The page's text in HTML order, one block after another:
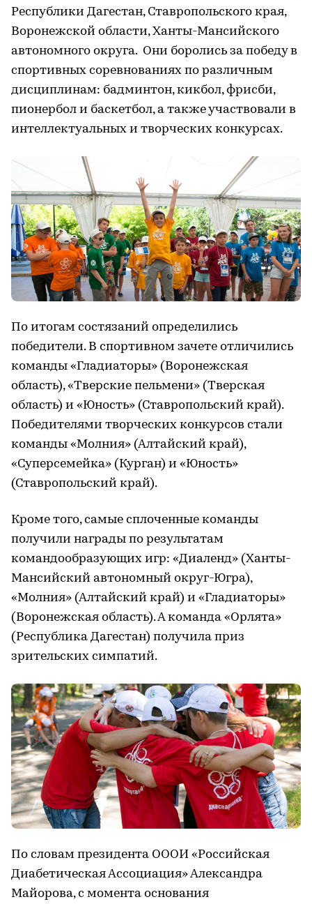
Республики Дагестан, Ставропольского края,
Воронежской области, Ханты-Мансийского
автономного округа. Они боролись за победу в
спортивных соревнованиях по различным
дисциплинам: бадминтон, кикбол, фрисби,
пионербол и баскетбол, а также участвовали в
интеллектуальных и творческих конкурсах.
По итогам состязаний определились
победители. В спортивном зачете отличились
команды «Гладиаторы» (Воронежская
область), «Тверские пельмени» (Тверская
область) и «Юность» (Ставропольский край).
Победителями творческих конкурсов стали
команды «Молния» (Алтайский край),
«Суперсемейка» (Курган) и «Юность»
(Ставропольский край).
Кроме того, самые сплоченные команды
получили награды по результатам
командообразующих игр: «Диаленд» (Ханты-
Мансийский автономный округ-Югра),
«Молния» (Алтайский край) и «Гладиаторы»
(Воронежская область). А команда «Орлята»
(Республика Дагестан) получила приз
зрительских симпатий.
По словам президента ОООИ «Российская
Диабетическая Ассоциация» Александра
Майорова, с момента основания